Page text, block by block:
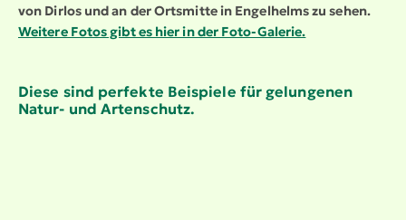
von Dirlos und an der Ortsmitte in Engelhelms zu sehen.
Weitere Fotos gibt es hier in der Foto-Galerie.
Diese sind perfekte Beispiele für gelungenen
Natur- und Artenschutz.